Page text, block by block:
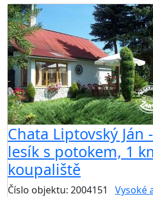
Chata Liptovský Ján
lesík s potokem, 1
koupaliště
Číslo objektu: 2004151 Vysoké